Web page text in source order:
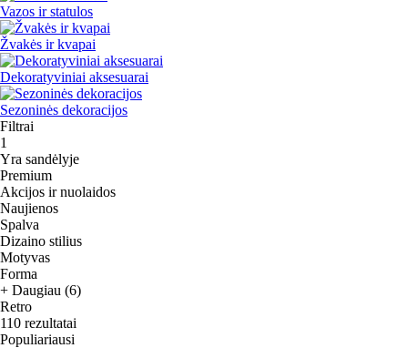
Vazos ir statulos
Žvakės ir kvapai
Dekoratyviniai aksesuarai
Sezoninės dekoracijos
Filtrai
1
Yra sandėlyje
Premium
Akcijos ir nuolaidos
Naujienos
Spalva
Dizaino stilius
Motyvas
Forma
+ Daugiau (6)
Retro
110 rezultatai
Populiariausi